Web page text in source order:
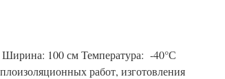
100 см Температура: -40°С
работ, изготовления